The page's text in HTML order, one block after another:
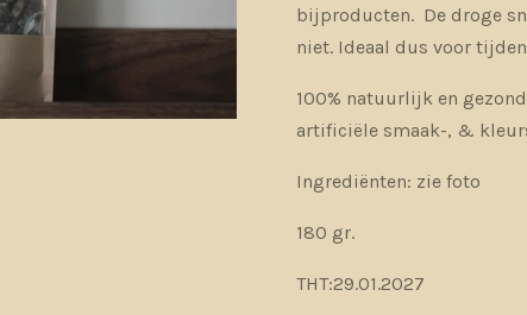
bijproducten. De droge
niet. Ideaal dus voor
100% natuurlijk en
artificiële smaak-, &
Ingrediënten: zie foto
180 gr.
THT:29.01.2027